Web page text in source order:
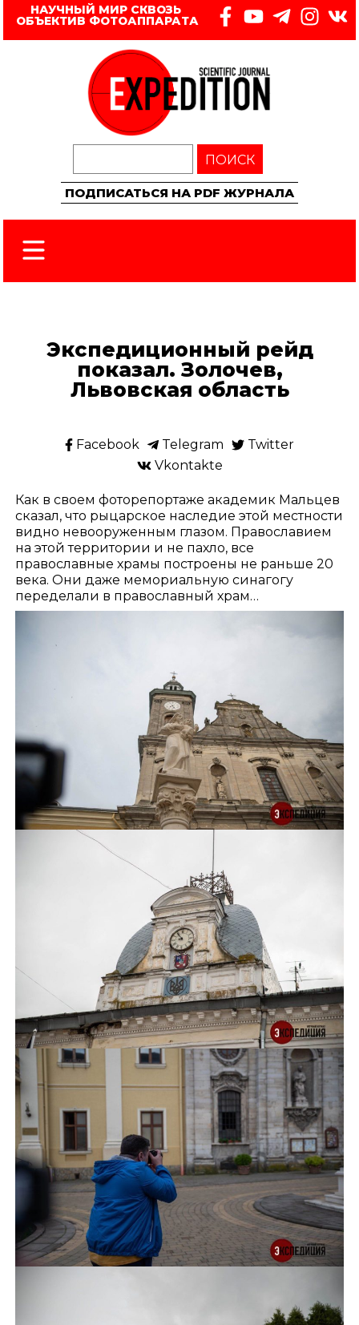
НАУЧНЫЙ МИР СКВОЗЬ
ОБЪЕКТИВ ФОТОАППАРАТА
ПОИСК
ПОДПИСАТЬСЯ НА PDF ЖУРНАЛА
Экспедиционный рейд
показал. Золочев,
Львовская область
Facebook Telegram
Twitter
Vkontakte
Как в своем фоторепортаже академик Мальцев
сказал, что рыцарское наследие этой местности
видно невооруженным глазом. Православием
на этой территории и не пахло, все
православные храмы построены не раньше 20
века. Они даже мемориальную синагогу
переделали в православный храм…